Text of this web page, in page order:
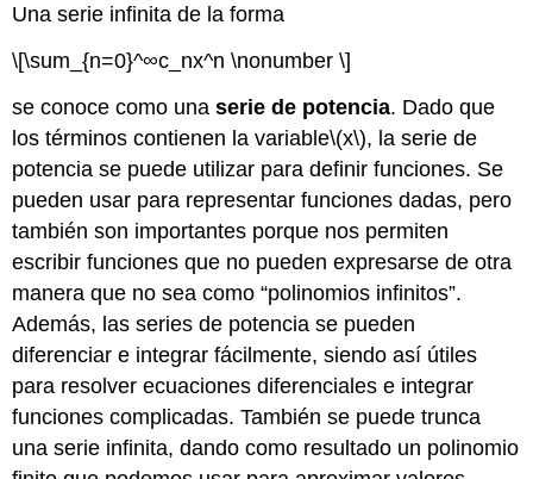
Una serie infinita de la forma
\[\sum_{n=0}^∞c_nx^n \nonumber \]
se conoce como unaserie de potencia. Dado que
los términos contienen la variable\(x\), la serie de
potencia se puede utilizar para definir funciones. Se
pueden usar para representar funciones dadas, pero
también son importantes porque nos permiten
escribir funciones que no pueden expresarse de otra
manera que no sea como “polinomios infinitos”.
Además, las series de potencia se pueden
diferenciar e integrar fácilmente, siendo así útiles
para resolver ecuaciones diferenciales e integrar
funciones complicadas. También se puede trunca
una serie infinita, dando como resultado un polinomio